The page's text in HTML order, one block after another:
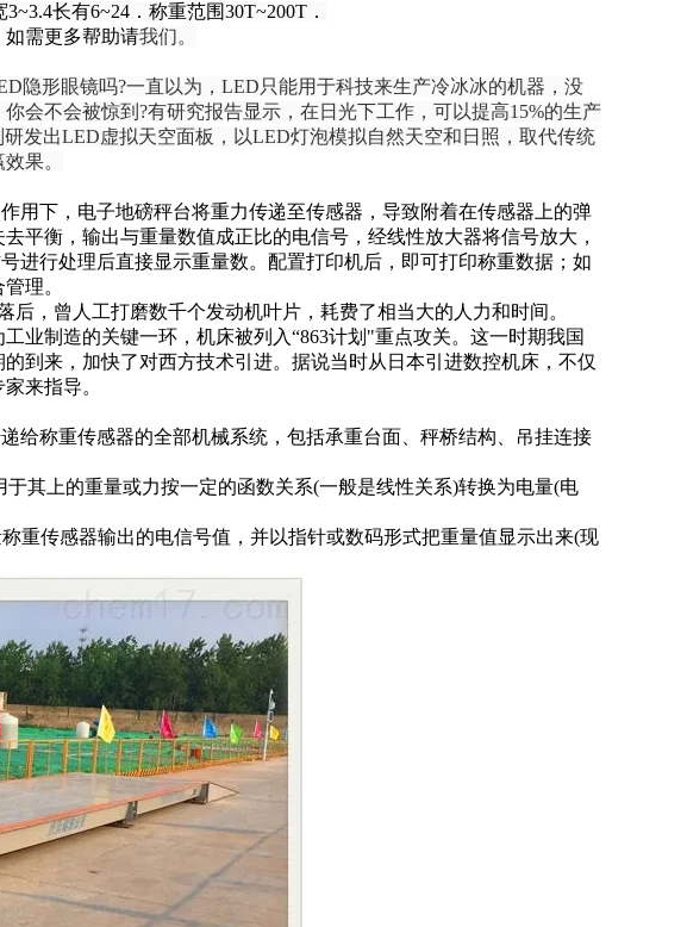
长有6~24．称重范围30T~200T．
需更多帮助请我们。
隐形眼镜吗?一直以为，LED只能用于科技来生产冷冰冰的机器，没
会不会被惊到?有研究报告显示，在日光下工作，可以提高15%的生产
研发出LED虚拟天空面板，以LED灯泡模拟自然天空和日照，取代传统
果。
用下， 电子地磅秤台将重力传递至传感器 ，导致附着在传感器上的弹
平衡，输出与重量数值成正比的电信号，经线性放大器将信号放大，
进行处理后直接显示重量数。配置打印机后，即可打印称重数据；如
理。
，曾人工打磨数千个发动机叶片，耗费了相当大的人力和时间。
业制造的关键一环，机床被列入“863计划"重点攻关。这一时期我国
到来，加快了对西方技术引进。据说当时从日本引进数控机床，不仅
来指导。
给称重传感器的全部机械系统，包括承重台面、秤桥结构、吊挂连接
其上的重量或力按一定的函数关系(一般是线性关系)转换为电量(电
称重传感器输出的电信号值，并以指针或数码形式把重量值显示出来(现